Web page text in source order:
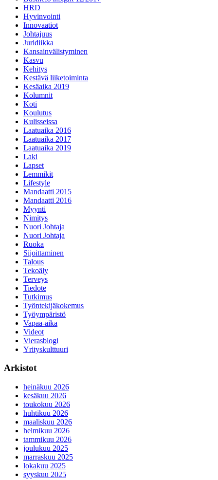
HRD
Hyvinvointi
Innovaatiot
Johtajuus
Juridiikka
Kansainvälistyminen
Kasvu
Kehitys
Kestävä liiketoiminta
Kesäaika 2019
Kolumnit
Koti
Koulutus
Kulisseissa
Laatuaika 2016
Laatuaika 2017
Laatuaika 2019
Laki
Lapset
Lemmikit
Lifestyle
Mandaatti 2015
Mandaatti 2016
Myynti
Nimitys
Nuori Johtaja
Nuori Johtaja
Ruoka
Sijoittaminen
Talous
Tekoäly
Terveys
Tiedote
Tutkimus
Työntekijäkokemus
Työympäristö
Vapaa-aika
Videot
Vierasblogi
Yrityskulttuuri
Arkistot
heinäkuu 2026
kesäkuu 2026
toukokuu 2026
huhtikuu 2026
maaliskuu 2026
helmikuu 2026
tammikuu 2026
joulukuu 2025
marraskuu 2025
lokakuu 2025
syyskuu 2025